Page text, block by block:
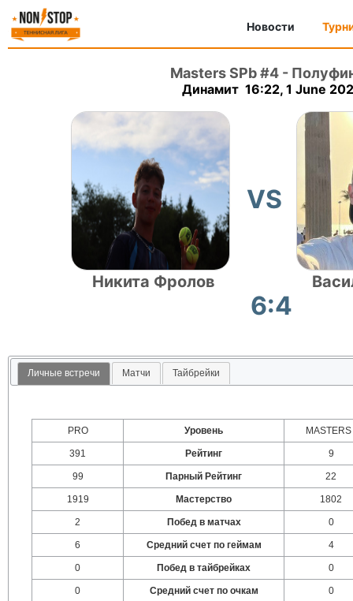
Новости
Masters SPb #4 -
Динамит 16:22, 1 June
Никита Фролов
VS
6:4
Личные встречи Матчи Тайбрейки
PRO Уровень MASTERS
391 Рейтинг 9
99 Парный Рейтинг 22
1919 Мастерство 1802
2 Побед в матчах 0
6 Средний счет по геймам 4
0 Побед в тайбрейках 0
0 Средний счет по очкам 0